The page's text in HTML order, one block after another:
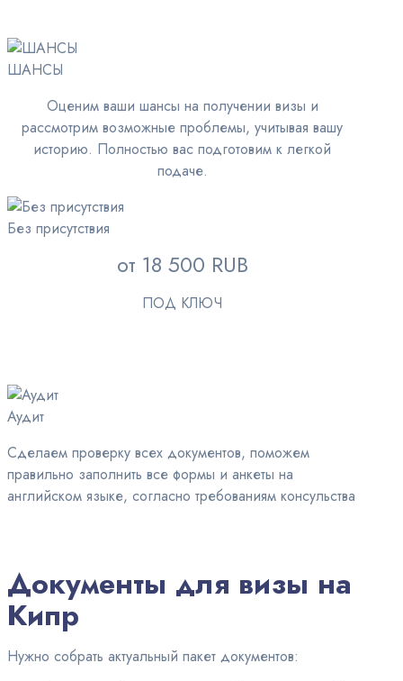
ШАНСЫ
Оценим ваши шансы на получении визы и
рассмотрим возможные проблемы, учитывая вашу
историю. Полностью вас подготовим к легкой
подаче.
Без присутствия
от 18 500 RUB
ПОД КЛЮЧ
Аудит
Сделаем проверку всех документов, поможем
правильно заполнить все формы и анкеты на
английском языке, согласно требованиям консульства
Документы для визы на
Кипр
Нужно собрать актуальный пакет документов: